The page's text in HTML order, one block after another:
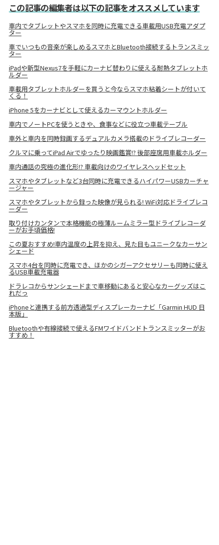
この記事の編集者は以下の記事をオススメしています
車内でタブレットやスマホを同時に充電できる車載用USB充電アダプ
ター
車でいつもの音楽が楽しめるスマホとBluetooth接続するトランスミッ
ター
iPadや新型Nexus7を手軽にカーナビ替わりに使える耐熱タブレットホ
ルダー
車載用タブレットホルダーを買うと今ならスマホ粘着シートが付いて
くる！
iPhone 5をカーナビとして使えるカーマウントホルダー
車内でノートPCを使うときや、食事などに役立つ車載テーブル
車外と車内を同時録画するデュアルカメラ搭載のドライブレコーダー
クルマに乗ってiPad Airでゆったり映画鑑賞!? 後部座席用車載ホルダー
車内通話の究極の進化形!? 車載向けのワイヤレスヘッドセット
スマホやタブレットなど3台同時に充電できるハイパワーUSBカーチャ
ージャー
スマホやタブレットから録った映像が見られる! WiFi対応ドライブレコ
ーダー
取り付けカンタンで本格機能の極薄ルームミラー型ドライブレコーダ
ーがお手頃価格!
この夏おすすめ!車内温度の上昇を抑え、見た目もユニークなカーサン
シェード
スマホ4台を同時に充電でき、ほかのシガーアクセサリーも同時に使え
るUSB車載充電器
ドラレコからサンシェードまで車移動にあると安心なカーグッズはこ
れだっ
iPhoneと連携する前方透過型ディスプレーカーナビ「Garmin HUD 日
本版」
Bluetoothや有線接続で使えるFMワイドバンドトランスミッターがお
すすめ！